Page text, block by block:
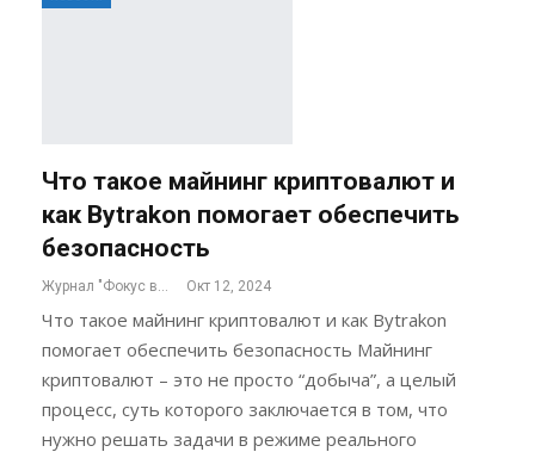
Что такое майнинг криптовалют и
как Bytrakon помогает обеспечить
безопасность
Журнал "Фокус внимания" Окт 12, 2024
Что такое майнинг криптовалют и как Bytrakon
помогает обеспечить безопасность Майнинг
криптовалют – это не просто “добыча”, а целый
процесс, суть которого заключается в том, что
нужно решать задачи в режиме реального